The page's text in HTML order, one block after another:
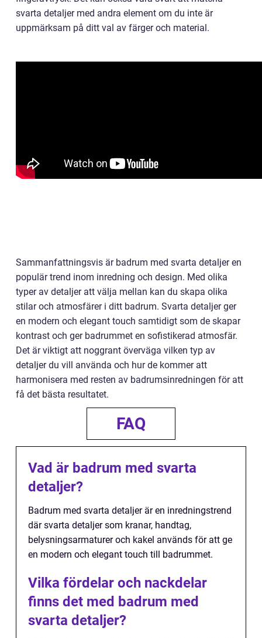
svarta detaljer med andra element om du inte är
uppmärksam på ditt val av färger och material.
Sammanfattningsvis är badrum med svarta detaljer en
populär trend inom inredning och design. Med olika
typer av detaljer att välja mellan kan du skapa olika
stilar och atmosfärer i ditt badrum. Svarta detaljer ger
en modern och elegant touch samtidigt som de skapar
kontrast och ger badrummet en sofistikerad atmosfär.
Det är viktigt att noggrant överväga vilken typ av
detaljer du vill använda och hur de kommer att
harmonisera med resten av badrumsinredningen för att
få det bästa resultatet.
FAQ
Vad är badrum med svarta
detaljer?
Badrum med svarta detaljer är en inredningstrend
där svarta detaljer som kranar, handtag,
belysningsarmaturer och kakel används för att ge
en modern och elegant touch till badrummet.
Vilka fördelar och nackdelar
finns det med badrum med
svarta detaljer?